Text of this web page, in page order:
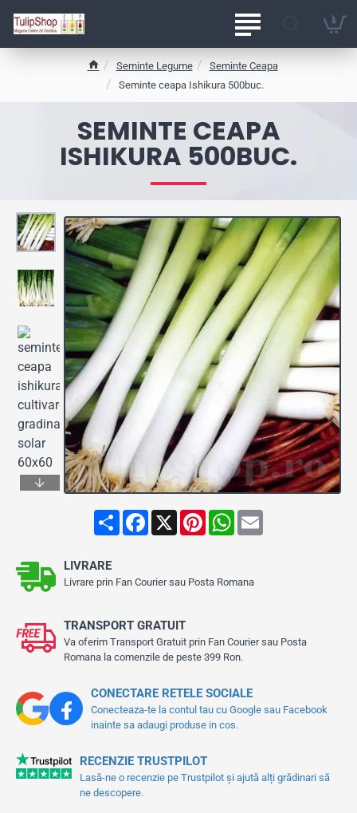
SEMINTE CEAPA
ISHIKURA 500BUC.
e
Seminte Legume
Seminte Ceapa
Seminte ceapa Ishikura 500buc.
S
h
F
o
X
P
r
W
A
E
LIVRARE
Livrare prin Fan Courier sau Posta Romana
CONECTARE RETELE SOCIALE
Conecteaza-te la contul tau cu Google sau Facebook
inainte sa adaugi produse in cos.
TRANSPORT GRATUIT
Va oferim Transport Gratuit prin Fan Courier sau Posta
Romana la comenzile de peste 399 Ron.
RECENZIE TRUSTPILOT
Lasă-ne o recenzie pe Trustpilot și ajută alți grădinari să
ne descopere.